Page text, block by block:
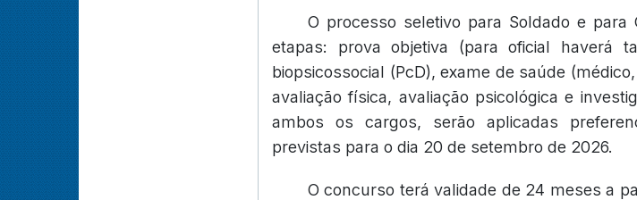
O processo seletivo para Soldado e
etapas: prova objetiva (para oficial haverá
biopsicossocial (PcD), exame de saúde
avaliação física, avaliação psicológica e
ambos os cargos, serão aplicadas
previstas para o dia 20 de setembro de 2026.
O concurso terá validade de 24 meses a